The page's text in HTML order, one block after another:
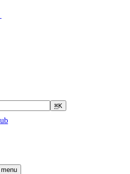
⌘K